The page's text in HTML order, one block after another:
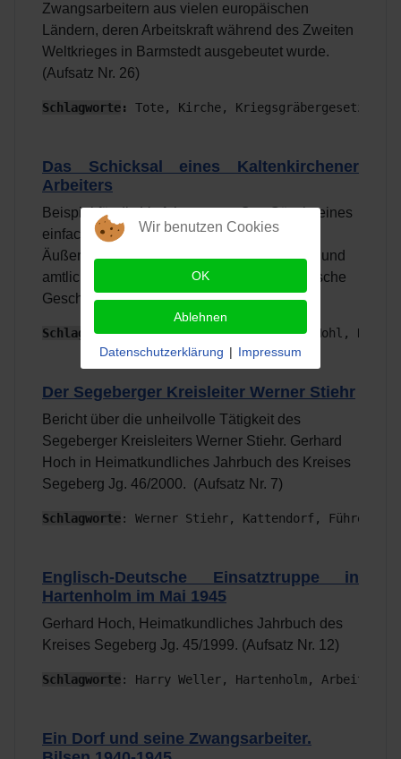
Zwangsarbeitern aus vielen europäischen
Ländern, deren Arbeitskraft während des Zweiten
Weltkrieges in Barmstedt ausgebeutet wurde.
(Aufsatz Nr. 26)
Schlagworte: Tote, Kirche, Kriegsgräbergesetz
Das Schicksal eines Kaltenkirchener
Arbeiters
Beispiel für die Verfolgung von Otto Gösch, eines
einfachen Mannes, der mit regimekritischen
Äußerungen aufgefallen ist, für Denuziation und
amtlicher Willkür. Gerhard Hoch, Demokratische
Geschichte Bd. 12/1999. (Aufsatz Nr. 5)
Schlagworte: Otto Gösch, Waldemar von Mohl, KZ
Der Segeberger Kreisleiter Werner Stiehr
Bericht über die unheilvolle Tätigkeit des
Segeberger Kreisleiters Werner Stiehr. Gerhard
Hoch in Heimatkundliches Jahrbuch des Kreises
Segeberg Jg. 46/2000. (Aufsatz Nr. 7)
Schlagworte: Werner Stiehr, Kattendorf,
Englisch-Deutsche Einsatztruppe in
Hartenholm im Mai 1945
Gerhard Hoch, Heimatkundliches Jahrbuch des
Kreises Segeberg Jg. 45/1999. (Aufsatz Nr. 12)
Schlagworte: Harry Weller, Hartenholm,
Ein Dorf und seine Zwangsarbeiter.
Wir benutzen Cookies
OK
Ablehnen
Datenschutzerklärung | Impressum